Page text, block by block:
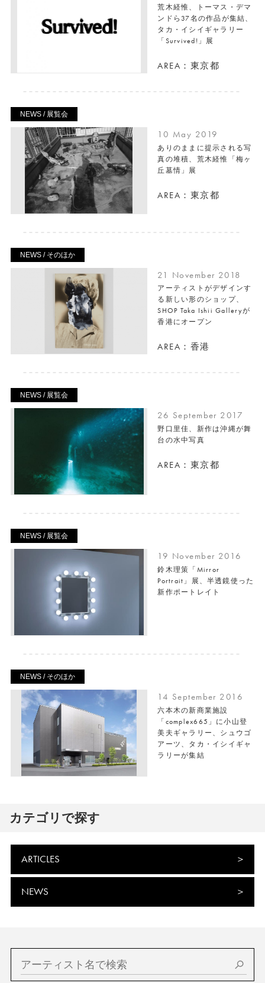
荒木経惟、トーマス・デマ
ンドら37名の作品が集結、
タカ・イシイギャラリー
「Survived!」展
AREA：東京都
NEWS / 展覧会
10 May 2019
ありのままに提示される写
真の堆積、荒木経惟「梅ヶ
丘墓情」展
AREA：東京都
NEWS / そのほか
21 November 2018
アーティストがデザインす
る新しい形のショップ、
SHOP Taka Ishii Galleryが
香港にオープン
AREA：香港
NEWS / 展覧会
26 September 2017
野口里佳、新作は沖縄が舞
台の水中写真
AREA：東京都
NEWS / 展覧会
19 November 2016
鈴木理策「Mirror
Portrait」展、半透鏡使った
新作ポートレイト
NEWS / そのほか
14 September 2016
六本木の新商業施設
「complex665」に小山登
美夫ギャラリー、シュウゴ
アーツ、タカ・イシイギャ
ラリーが集結
カテゴリで探す
ARTICLES
NEWS